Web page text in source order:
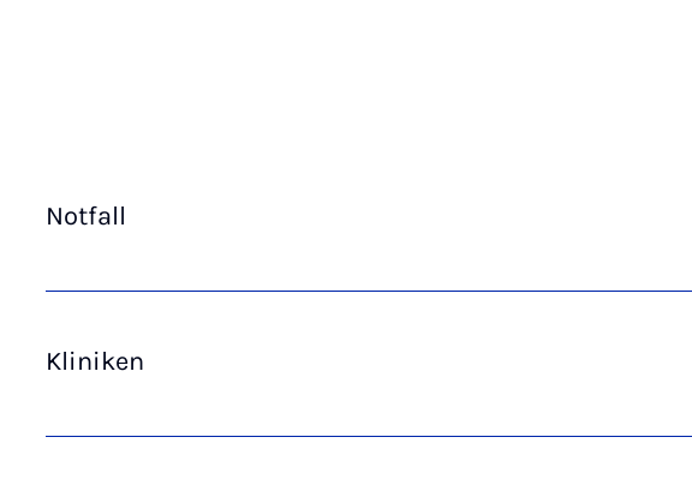
Notfall
Kliniken